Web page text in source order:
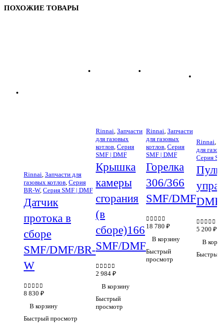
ПОХОЖИЕ ТОВАРЫ
Rinnai Запчасти для
газовых котлов Серия
BR-W, Серия SMF | DMF
Датчик
протока в
сборе
SMF/DMF/BR-
W
0 out of 5
8 830 ₽
В корзину
Быстрый просмотр
Rinnai Запчасти
для газовых
котлов Серия
SMF | DMF
Крышка
камеры
сгорания
(в
сборе)166
SMF/DMF
0 out of 5
2 984 ₽
В корзину
Быстрый
просмотр
Rinnai Запчасти
для газовых
котлов Серия
SMF | DMF
Горелка
306/366
SMF/DMF
0out of 5
18 780 ₽
В корзину
Быстрый
просмотр
Rinnai
для
Серия
DMF
0 out of
5 200 ₽
В